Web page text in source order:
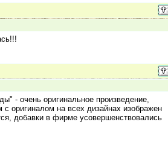
- очень оригинальное произведение,
оригиналом на всех дизайнах изображен
добавки в фирме усовершенствовались